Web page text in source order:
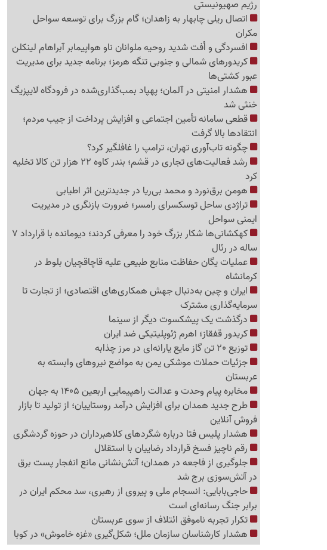
رژیم صهیونیستی
اتصال ریلی چابهار به زاهدان؛ گام بزرگ برای توسعه سواحل
مکران
افسردگی و اُفت شدید روحیه ملوانان ناو هواپیمابر آبراهام لینکلن
کریدورهای شمالی و جنوبی تنگه هرمز؛ برنامه جدید برای مدیریت
عبور کشتی‌ها
هشدار امنیتی در آلمان؛ پهپاد بمب‌گذاری‌شده در فرودگاه لایپزیگ
خنثی شد
قطعی سامانه تأمین اجتماعی و افزایش پرداخت از جیب مردم؛
انتقادها بالا گرفت
چگونه تاب‌آوری تهران، ترامپ را غافلگیر کرد؟
رشد فعالیت‌های تجاری در قشم؛ بندر کاوه 22 هزار تن کالا تخلیه
کرد
هومن برق‌نورد و محمد بی‌ریا در جدیدترین اثر اطیابی
تراژدی ساحل توسکسرای رامسر؛ ضرورت بازنگری در مدیریت
ایمنی سواحل
کهکشانی‌ها شکار بزرگ خود را معرفی کردند؛ دیومانده با قرارداد 7
ساله در رئال
عملیات یگان حفاظت منابع طبیعی علیه قاچاقچیان بلوط در
کرمانشاه
ایران و چین به‌دنبال جهش همکاری‌های اقتصادی؛ از تجارت تا
سرمایه‌گذاری مشترک
درگذشت یک پیشکسوت دیگر از سینما
کریدور قفقاز؛ اهرم ژئوپلیتیکی ضد ایران
توزیع 20 تن گاز مایع یارانه‌ای در مرز چذابه
جزئیات حملات موشکی یمن به مواضع نیروهای وابسته به
عربستان
مخابره پیام وحدت و عدالت راهپیمایی اربعین 1405 به جهان
طرح جدید همدان برای افزایش درآمد روستاییان؛ از تولید تا بازار
فروش آنلاین
هشدار پلیس فتا درباره شگردهای کلاهبرداران در حوزه گردشگری
رقم ناچیز فسخ قرارداد رضاییان با استقلال
جلوگیری از فاجعه در همدان؛ آتش‌نشانی مانع انفجار پست برق
در آتش‌سوزی برج شد
حاجی‌بابایی: انسجام ملی و پیروی از رهبری، سد محکم ایران در
برابر جنگ رسانه‌ای است
تکرار تجربه ناموفق ائتلاف از سوی عربستان
هشدار کارشناسان سازمان ملل؛ شکل‌گیری «غزه‌ خاموش» در کوبا